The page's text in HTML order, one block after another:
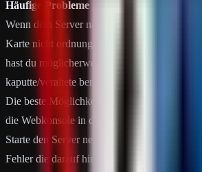
Häufige Probleme
Wenn dein Server nach der Installation
Karte nicht ordnungsgemäß startet (
oder
hast du möglicherweise irgendwo einen
kaputte/veraltete benutzerdefinierte
Die beste Möglichkeit, diese Probleme zu
die Webkonsole in deinem Panel, Tool zu
Starte den Server neu, um ihn erneut zu
Fehler die darauf hindeuten warum der